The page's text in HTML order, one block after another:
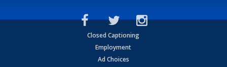
Closed Captioning
Employment
Ad Choices